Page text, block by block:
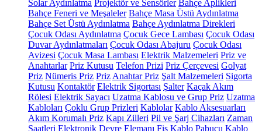
Solar Aydınlatma Projektör ve Sensörler Bahçe Aplikleri
Bahçe Feneri ve Meşaleler Bahçe Masa Üstü Aydınlatma
Bahçe Set Üstü Aydınlatma Bahçe Aydınlatma Direkleri
Çocuk Odası Aydınlatma Çocuk Gece Lambası Çocuk Odası
Duvar Aydınlatmaları Çocuk Odası Abajuru Çocuk Odası
Avizesi Çocuk Masa Lambası Elektrik Malzemeleri Priz ve
Anahtarlar Priz Kutusu Telefon Prizi Priz Çerçevesi Golyat
Priz Nümeris Priz Priz Anahtar Priz Şalt Malzemeleri Sigorta
Kutusu Kontaktör Elektrik Sigortası Şalter Kaçak Akım
Rölesi Elektrik Sayacı Uzatma Kablosu ve Grup Priz Uzatma
Kabloları Çoklu Grup Prizleri Kablolar Kablo Aksesuarları
Akım Korumalı Priz Kapı Zilleri Pil ve Şarj Cihazları Zaman
Saatleri Elektronik Devre Elemanı Fiş Kablo Pabucu Kablo